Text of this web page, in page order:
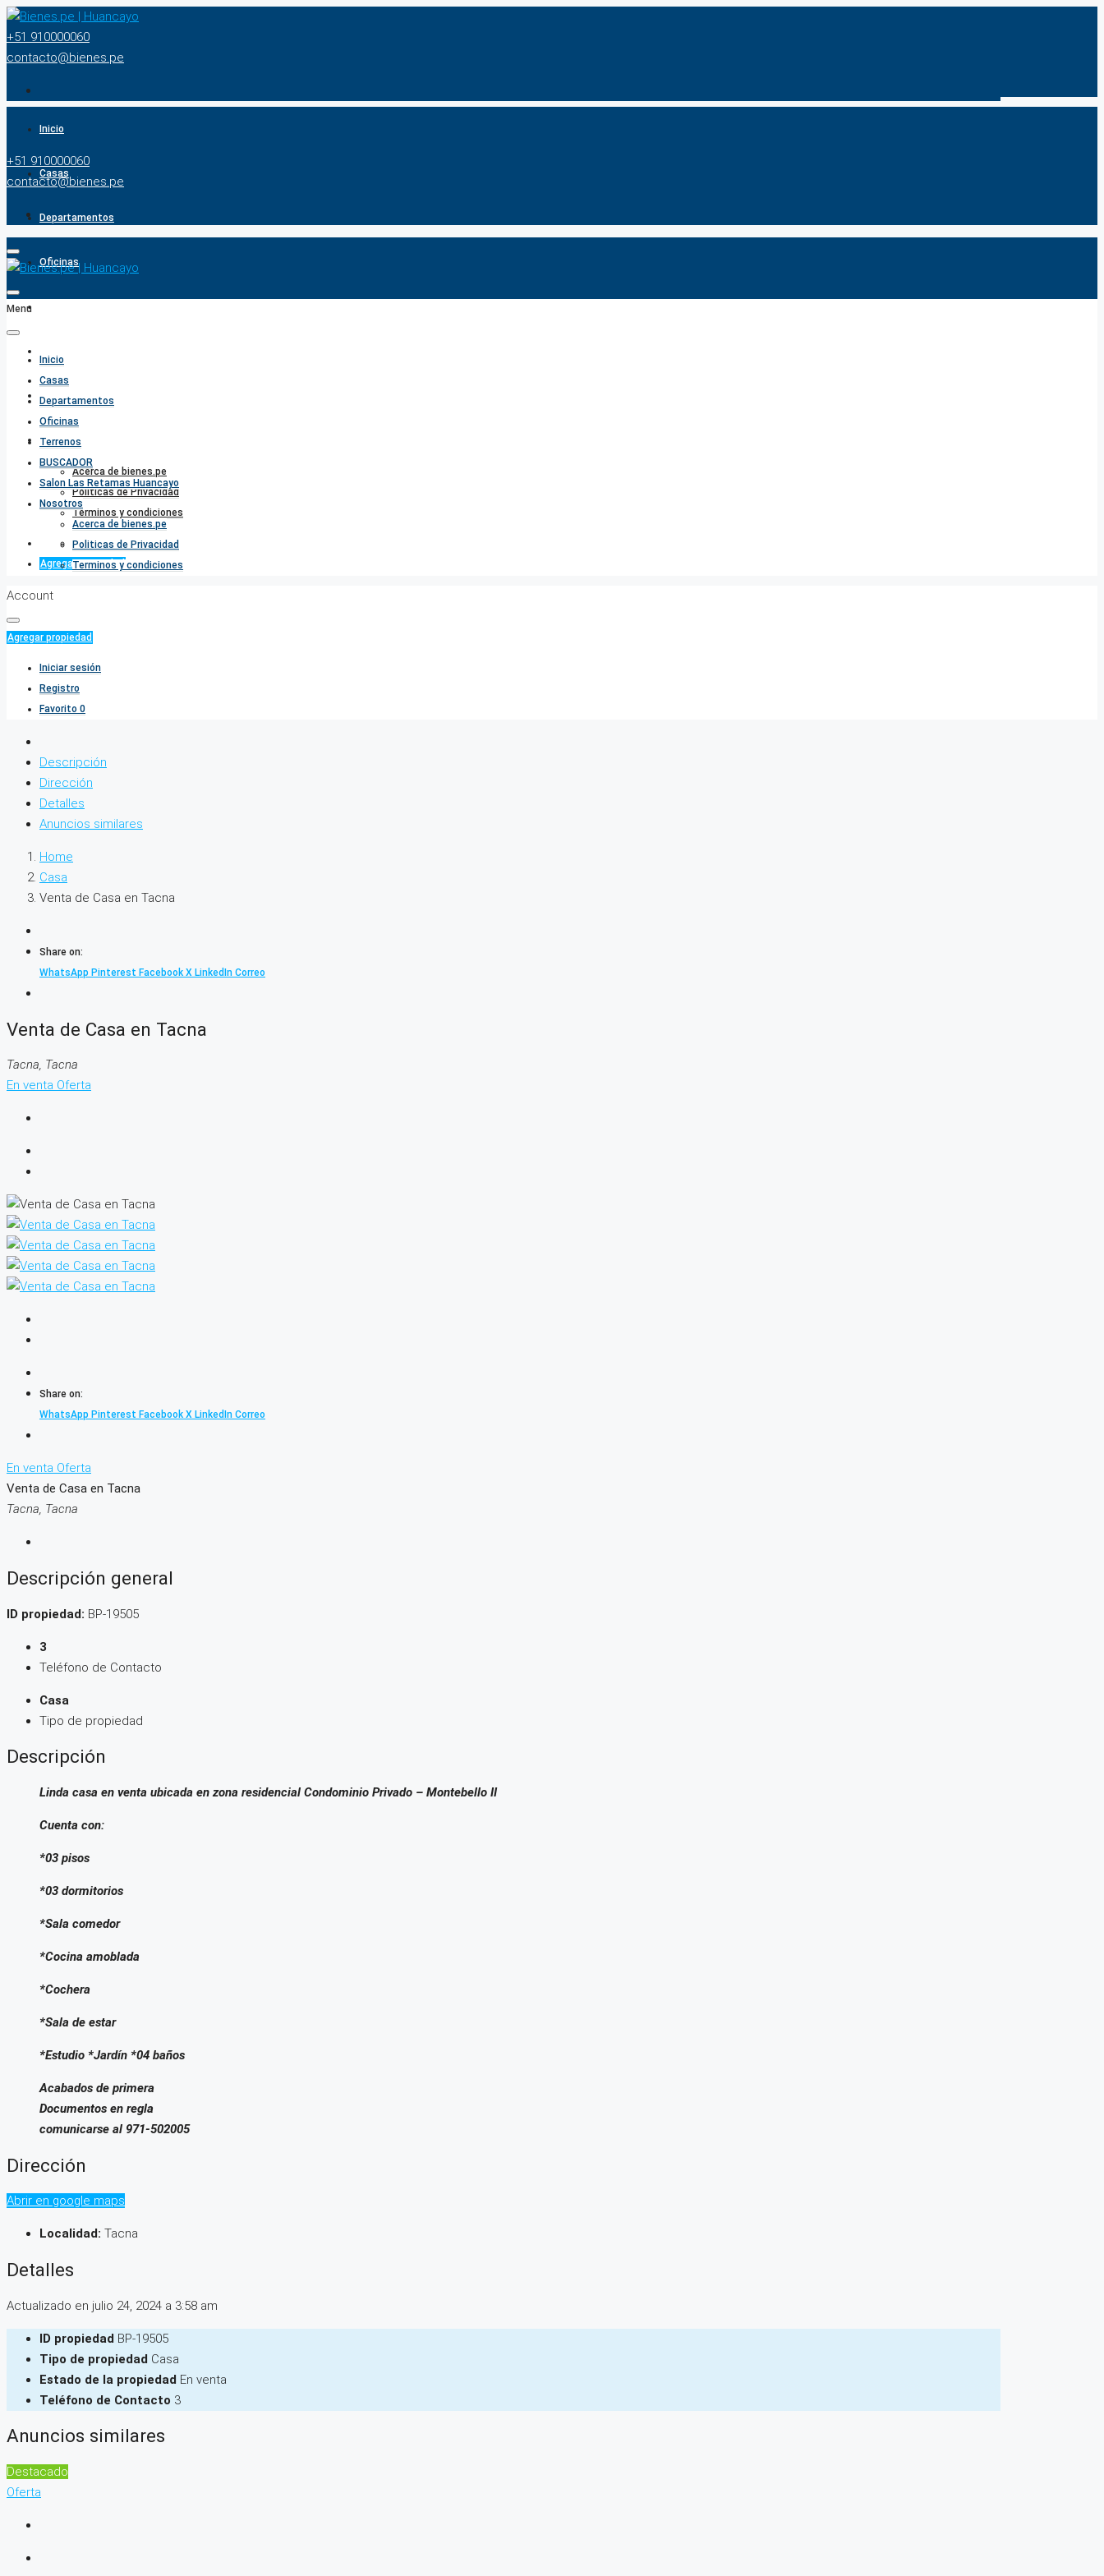
+51 910000060
contacto@bienes.pe
Inicio
Casas
Departamentos
Oficinas
Salon Las Retamas Huancayo
Nosotros
Acerca de bienes.pe
Politicas de Privacidad
Terminos y condiciones
Favorito0
Agregar propiedad
+51 910000060
contacto@bienes.pe
Menu
Inicio
Casas
Departamentos
Oficinas
Terrenos
BUSCADOR
Salon Las Retamas Huancayo
Nosotros
Acerca de bienes.pe
Politicas de Privacidad
Terminos y condiciones
Account
Agregar propiedad
Iniciar sesión
Registro
Favorito 0
Descripción
Dirección
Detalles
Anuncios similares
Home
Casa
Venta de Casa en Tacna
Share on:
WhatsApp Pinterest Facebook X LinkedIn Correo
Venta de Casa en Tacna
Tacna, Tacna
En venta Oferta
Share on:
WhatsApp Pinterest Facebook X LinkedIn Correo
En venta Oferta
Venta de Casa en Tacna
Tacna, Tacna
Descripción general
ID propiedad: BP-19505
3
Teléfono de Contacto
Casa
Tipo de propiedad
Descripción
Linda casa en venta ubicada en zona residencial Condominio Privado – Montebello II
Cuenta con:
*03 pisos
*03 dormitorios
*Sala comedor
*Cocina amoblada
*Cochera
*Sala de estar
*Estudio *Jardín *04 baños
Acabados de primera
Documentos en regla
comunicarse al 971-502005
Dirección
Abrir en google maps
Localidad: Tacna
Detalles
Actualizado en julio 24, 2024 a 3:58 am
ID propiedad BP-19505
Tipo de propiedad Casa
Estado de la propiedad En venta
Teléfono de Contacto 3
Anuncios similares
Destacado
Oferta